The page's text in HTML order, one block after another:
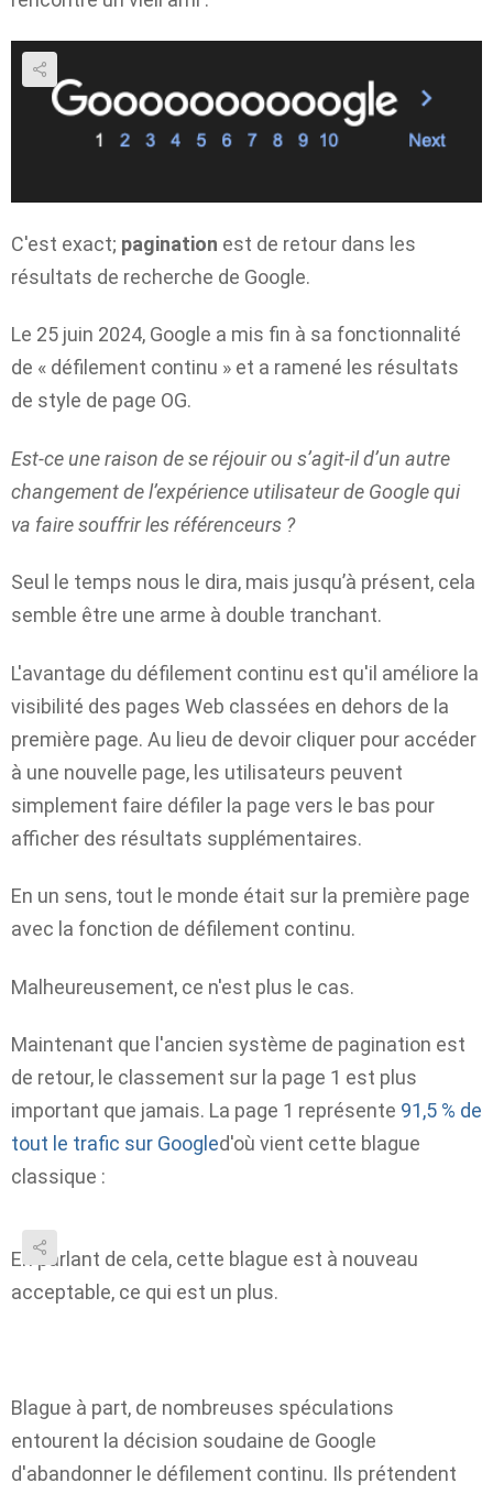
C'est exact; pagination est de retour dans les
résultats de recherche de Google.
Le 25 juin 2024, Google a mis fin à sa fonctionnalité
de « défilement continu » et a ramené les résultats
de style de page OG.
Est-ce une raison de se réjouir ou s’agit-il d’un autre
changement de l’expérience utilisateur de Google qui
va faire souffrir les référenceurs ?
Seul le temps nous le dira, mais jusqu’à présent, cela
semble être une arme à double tranchant.
L'avantage du défilement continu est qu'il améliore la
visibilité des pages Web classées en dehors de la
première page. Au lieu de devoir cliquer pour accéder
à une nouvelle page, les utilisateurs peuvent
simplement faire défiler la page vers le bas pour
afficher des résultats supplémentaires.
En un sens, tout le monde était sur la première page
avec la fonction de défilement continu.
Malheureusement, ce n'est plus le cas.
Maintenant que l'ancien système de pagination est
de retour, le classement sur la page 1 est plus
important que jamais. La page 1 représente 91,5 % de
tout le trafic sur Googled'où vient cette blague
classique :
En parlant de cela, cette blague est à nouveau
acceptable, ce qui est un plus.
Blague à part, de nombreuses spéculations
entourent la décision soudaine de Google
d'abandonner le défilement continu. Ils prétendent